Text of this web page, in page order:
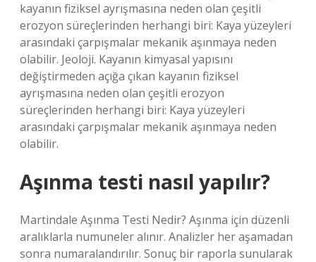
kayanın fiziksel ayrışmasına neden olan çeşitli
erozyon süreçlerinden herhangi biri: Kaya yüzeyleri
arasındaki çarpışmalar mekanik aşınmaya neden
olabilir. Jeoloji. Kayanın kimyasal yapısını
değiştirmeden açığa çıkan kayanın fiziksel
ayrışmasına neden olan çeşitli erozyon
süreçlerinden herhangi biri: Kaya yüzeyleri
arasındaki çarpışmalar mekanik aşınmaya neden
olabilir.
Aşınma testi nasıl yapılır?
Martindale Aşınma Testi Nedir? Aşınma için düzenli
aralıklarla numuneler alınır. Analizler her aşamadan
sonra numaralandırılır. Sonuç bir raporla sunularak